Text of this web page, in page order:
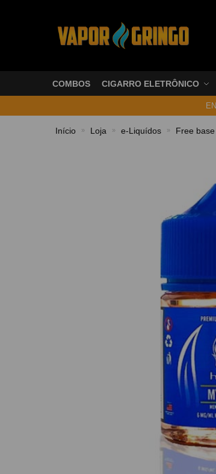
COMBOS CIGARRO ELETRÔNICO
Início » Loja » e-Liquídos » Free base